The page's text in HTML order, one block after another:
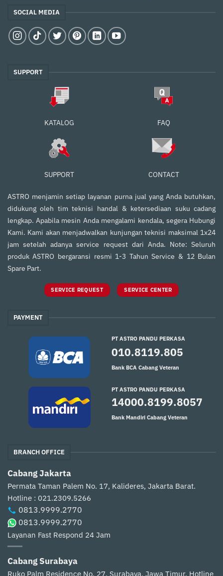
SOCIAL MEDIA
SUPPORT
KATALOG FAQ
SUPPORT CONTACT
ASTRO menjamin setiap layanan purna jual yang Anda butuhkan,
didukung oleh tim teknisi handal & ketersediaan suku cadang
lengkap. Apabila mesin Anda mengalami kendala, segera Hubungi
Kami. Kami akan menjadwalkan kunjungan teknisi maksimal 1x24
jam setelah adanya service request dari Anda. Note: Seluruh
produk ASTRO bergaransi resmi 1-3 Tahun Service & 12 Bulan
Spare Part.
SERVICE REQUEST SERVICE CENTER
PAYMENT
PT ASTRO PANDU PERKASA
010.8119.805
Bank BCA Cabang Veteran
PT ASTRO PANDU PERKASA
14000.8199.8057
Bank Mandiri Cabang Veteran
BRANCH OFFICE
Cabang Jakarta
Permata Taman Palem No. 17, Kalideres, Jakarta Barat.
Hotline : 021.2309.5266
0813.9999.2770
0813.9999.2770
Layanan Fast Respond 24 Jam
Cabang Surabaya
Ruko Palm Residence No. 27, Surabaya, Jawa Timur. Hotline